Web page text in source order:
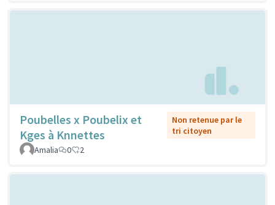
Poubelles x Poubelix et
Kges à Knnettes
Non retenue par le
tri citoyen
Amalia
0 2